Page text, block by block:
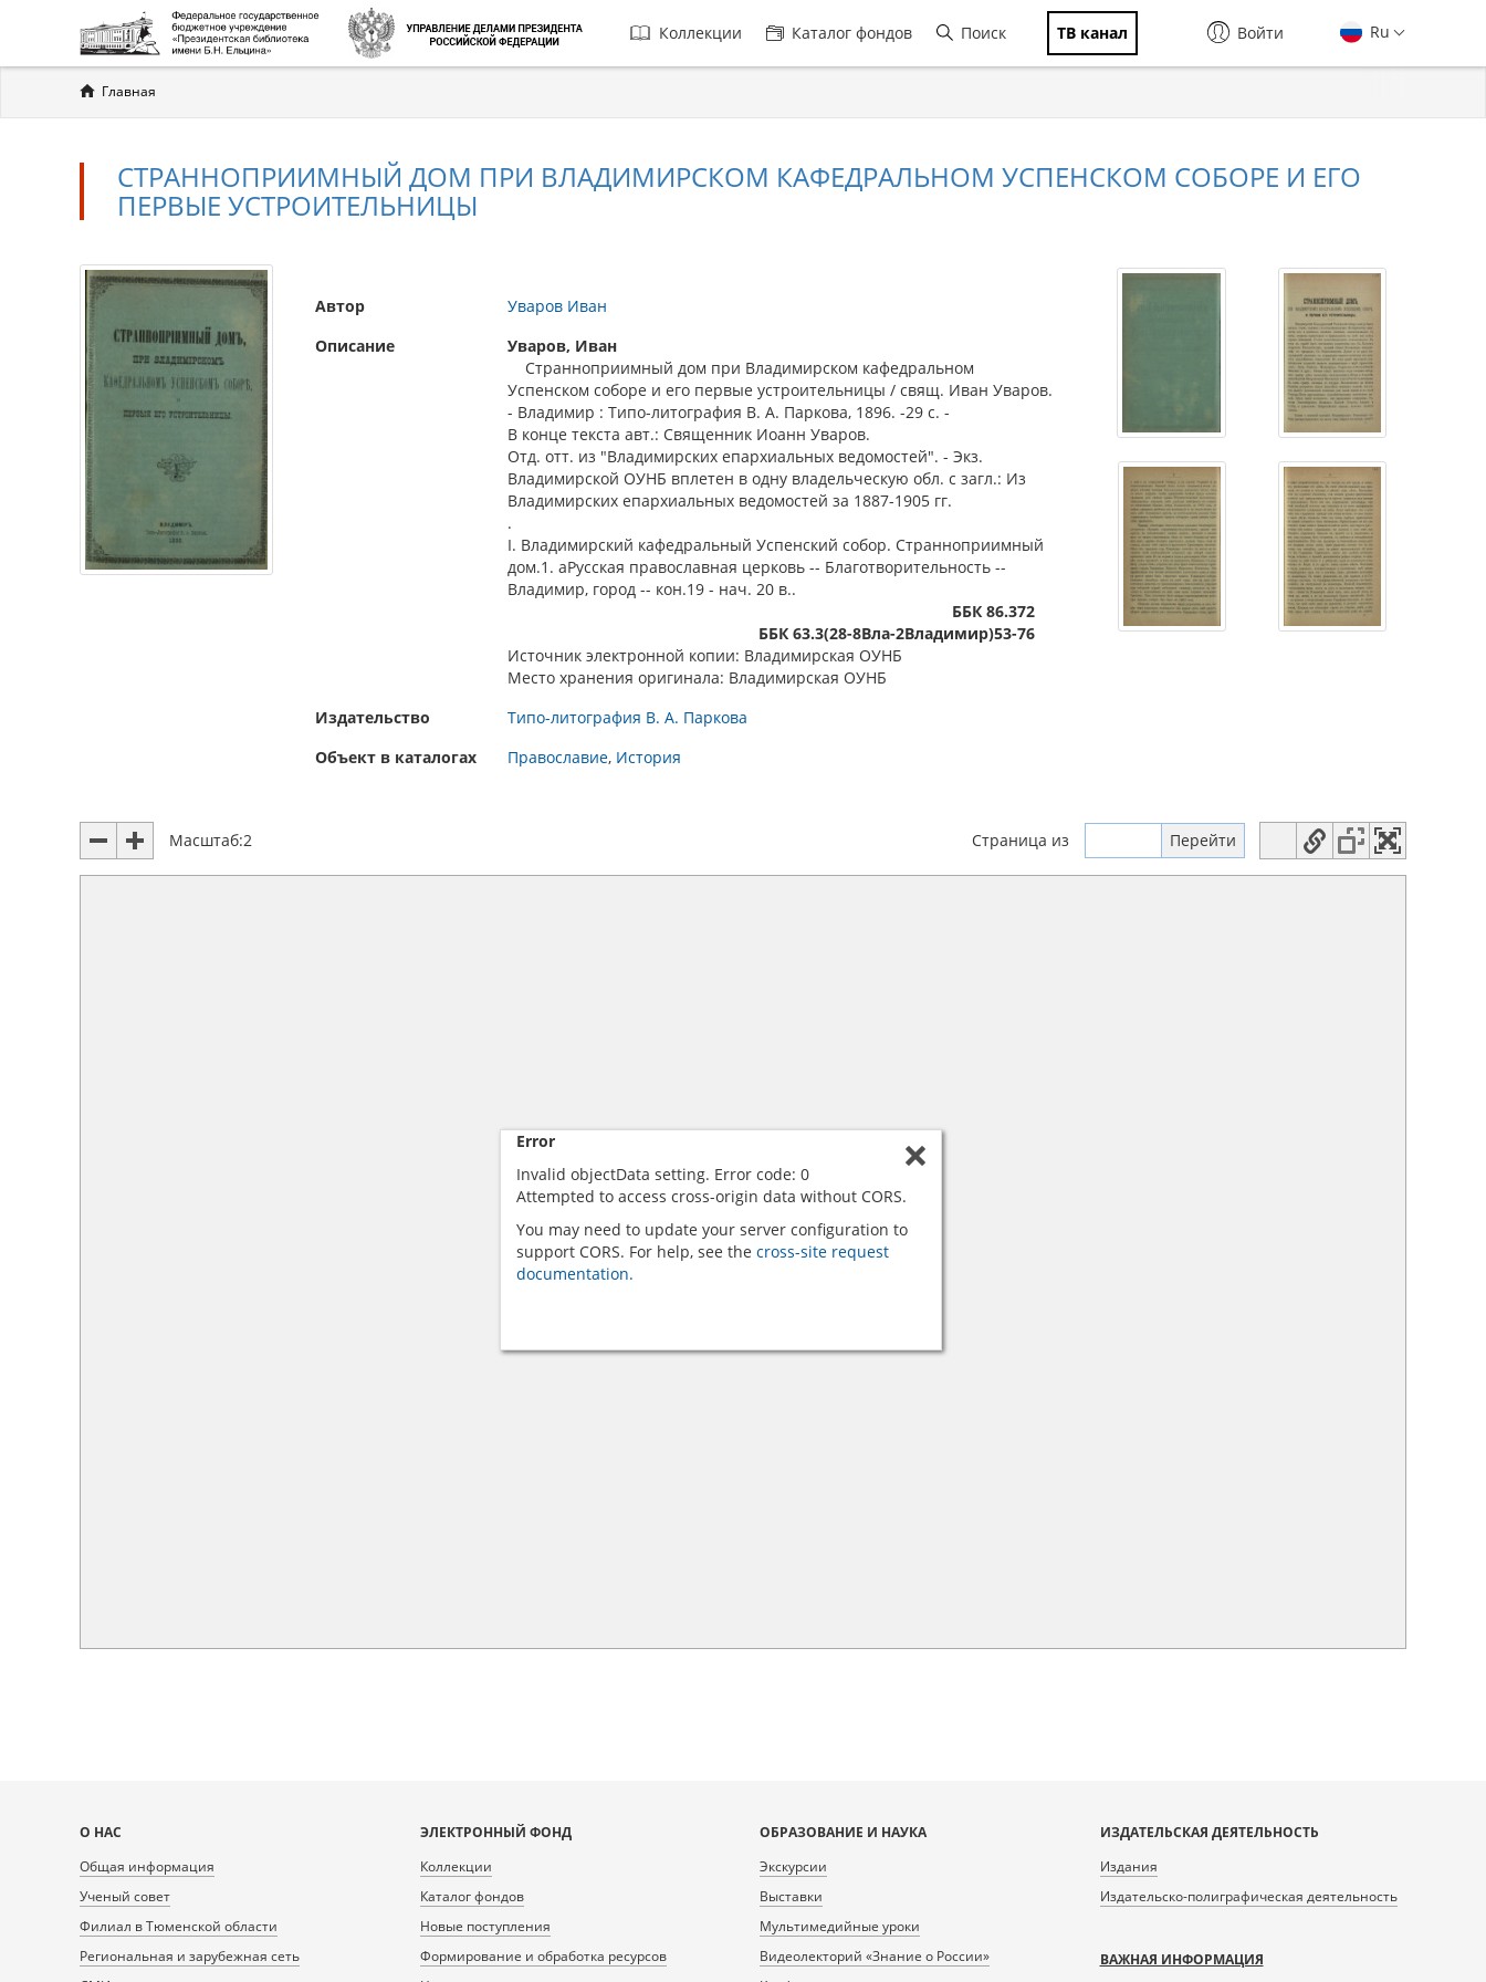
Главная
навигация
Коллекции Каталог фондов Поиск ТВ канал Ru
Войти
Вы
здесь
Главная
СТРАННОПРИИМНЫЙ ДОМ ПРИ ВЛАДИМИРСКОМ КАФЕДРАЛЬНОМ УСПЕНСКОМ СОБОРЕ И ЕГО
ПЕРВЫЕ УСТРОИТЕЛЬНИЦЫ
Автор
Уваров Иван
Описание
Уваров, Иван
Странноприимный дом при Владимирском кафедральном
Успенском соборе и его первые устроительницы / свящ. Иван Уваров.
- Владимир : Типо-литография В. А. Паркова, 1896. -29 с. -
В конце текста авт.: Священник Иоанн Уваров.
Отд. отт. из "Владимирских епархиальных ведомостей". - Экз.
Владимирской ОУНБ вплетен в одну владельческую обл. с загл.: Из
Владимирских епархиальных ведомостей за 1887-1905 гг.
.
I. Владимирский кафедральный Успенский собор. Странноприимный
дом.1. aРусская православная церковь -- Благотворительность --
Владимир, город -- кон.19 - нач. 20 в..
ББК 86.372
ББК 63.3(28-8Вла-2Владимир)53-76
Источник электронной копии: Владимирская ОУНБ
Место хранения оригинала: Владимирская ОУНБ
Издательство
Типо-литография В. А. Паркова
Объект в каталогах
Православие История
Масштаб:2 Страница из
Error
Invalid objectData setting. Error code: 0
Attempted to access cross-origin data without CORS.
You may need to update your server configuration to
support CORS. For help, see the cross-site request
documentation.
Карта
сайта
О НАС
Общая информация
Ученый совет
Филиал в Тюменской области
Региональная и зарубежная сеть
ЭЛЕКТРОННЫЙ ФОНД
Коллекции
Каталог фондов
Новые поступления
Формирование и обработка ресурсов
ОБРАЗОВАНИЕ И НАУКА
Экскурсии
Выставки
Мультимедийные уроки
Видеолекторий «Знание о России»
ИЗДАТЕЛЬСКАЯ ДЕЯТЕЛЬНОСТЬ
Издания
Издательско-полиграфическая деятельность
ВАЖНАЯ ИНФОРМАЦИЯ